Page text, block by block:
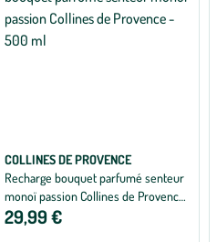
COLLINES DE PROVENCE
Recharge bouquet parfumé senteur
monoï passion Collines de Provence
- 500 ml
29,99 €